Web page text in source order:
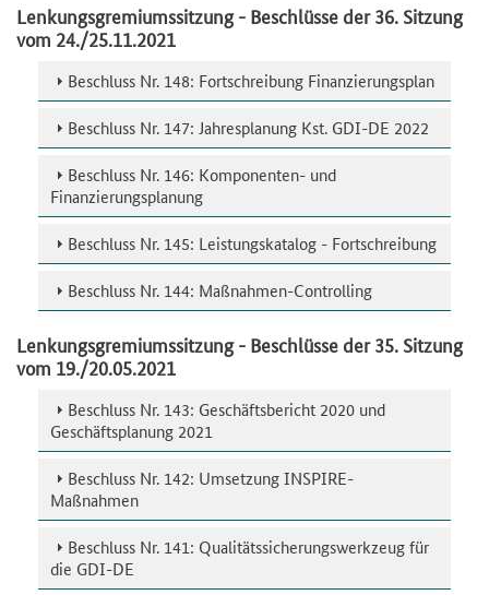
Lenkungsgremiumssitzung - Beschlüsse der 36. Sitzung
vom 24./25.11.2021
Beschluss Nr. 148: Fortschreibung Finanzierungsplan
Beschluss Nr. 147: Jahresplanung Kst. GDI-DE 2022
Beschluss Nr. 146: Komponenten- und
Finanzierungsplanung
Beschluss Nr. 145: Leistungskatalog - Fortschreibung
Beschluss Nr. 144: Maßnahmen-Controlling
Lenkungsgremiumssitzung - Beschlüsse der 35. Sitzung
vom 19./20.05.2021
Beschluss Nr. 143: Geschäftsbericht 2020 und
Geschäftsplanung 2021
Beschluss Nr. 142: Umsetzung INSPIRE-
Maßnahmen
Beschluss Nr. 141: Qualitätssicherungswerkzeug für
die GDI-DE